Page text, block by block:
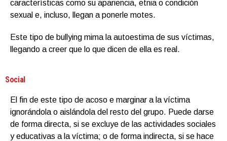
características como su apariencia, etnia o condición
sexual e, incluso, llegan a ponerle motes.
Este tipo de bullying mima la autoestima de sus víctimas,
llegando a creer que lo que dicen de ella es real.
Social
El fin de este tipo de acoso e marginar a la víctima
ignorándola o aislándola del resto del grupo. Puede darse
de forma directa, si se excluye de las actividades sociales
y educativas a la víctima; o de forma indirecta, si se hace